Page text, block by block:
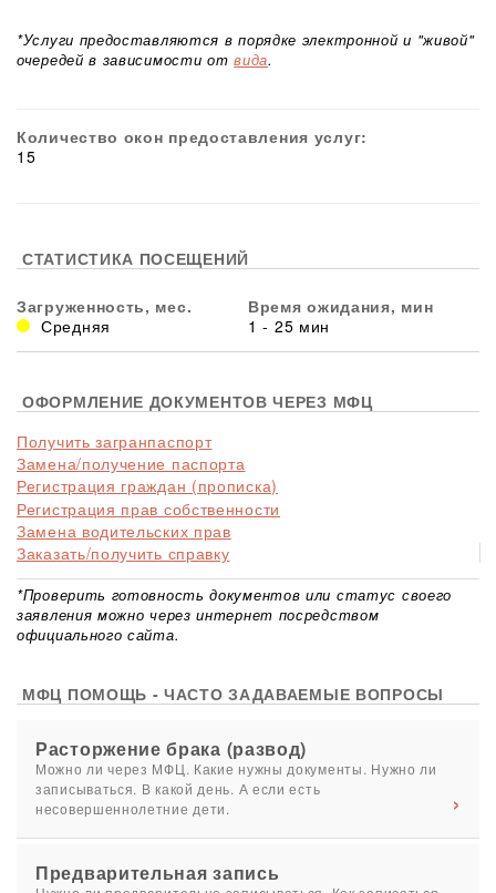
*Услуги предоставляются в порядке электронной и "живой"
очередей в зависимости отвида.
Количество окон предоставления услуг:
15
СТАТИСТИКА ПОСЕЩЕНИЙ
Загруженность, мес.
Средняя
Время ожидания, мин
1 - 25 мин
ОФОРМЛЕНИЕ ДОКУМЕНТОВ ЧЕРЕЗ МФЦ
Получить загранпаспорт
Замена/получение паспорта
Регистрация граждан (прописка)
Регистрация прав собственности
Замена водительских прав
Заказать/получить справку
*Проверить готовность документов или статус своего
заявления можно через интернет посредством
официального сайта.
МФЦ ПОМОЩЬ - ЧАСТО ЗАДАВАЕМЫЕ ВОПРОСЫ
Расторжение брака (развод)
Можно ли через МФЦ. Какие нужны документы. Нужно ли
записываться. В какой день. А если есть
несовершеннолетние дети.
Предварительная запись